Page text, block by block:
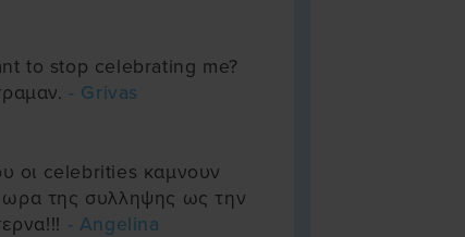
to stop celebrating me?
- Grivas
οι celebrities καμνουν
της συλληψης ως την
- Angelina